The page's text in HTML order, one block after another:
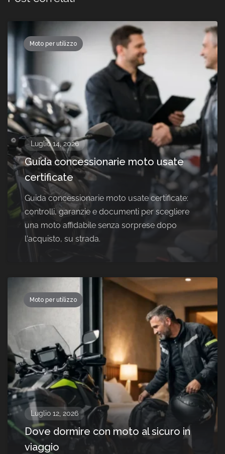
Moto per utilizzo
Luglio 14, 2026
Guida concessionarie moto usate
certificate
Guida concessionarie moto usate certificate:
controlli, garanzie e documenti per scegliere
una moto affidabile senza sorprese dopo
l'acquisto, su strada.
Moto per utilizzo
Luglio 12, 2026
Dove dormire con moto al sicuro in
viaggio